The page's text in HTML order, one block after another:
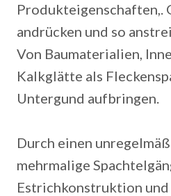
Produkteigenschaften,.
andrücken und so
Von Baumaterialien,
Kalkglätte als
Untergund aufbringen.
Durch einen
mehrmalige
Estrichkonstruktion